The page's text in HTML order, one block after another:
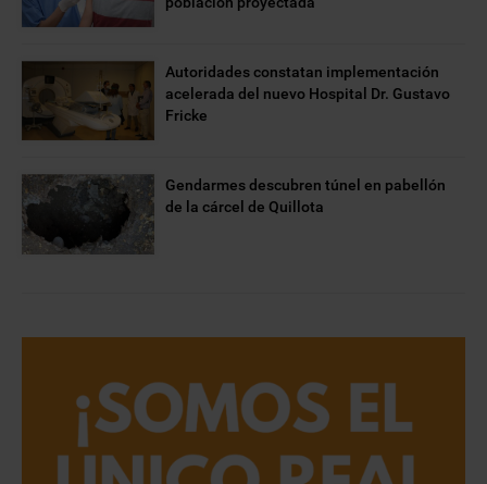
Autoridades constatan implementación
acelerada del nuevo Hospital Dr. Gustavo
Fricke
Gendarmes descubren túnel en pabellón
de la cárcel de Quillota